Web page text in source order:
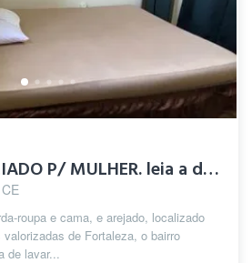
QUARTO MOBILIADO P/ MULHER. leia a descr...
roupa e cama, e arejado, localizado
de Fortaleza, o bairro
de lavar...